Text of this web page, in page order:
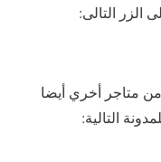
الزر التالى:
من متاجر أخري أيضا
التالية: